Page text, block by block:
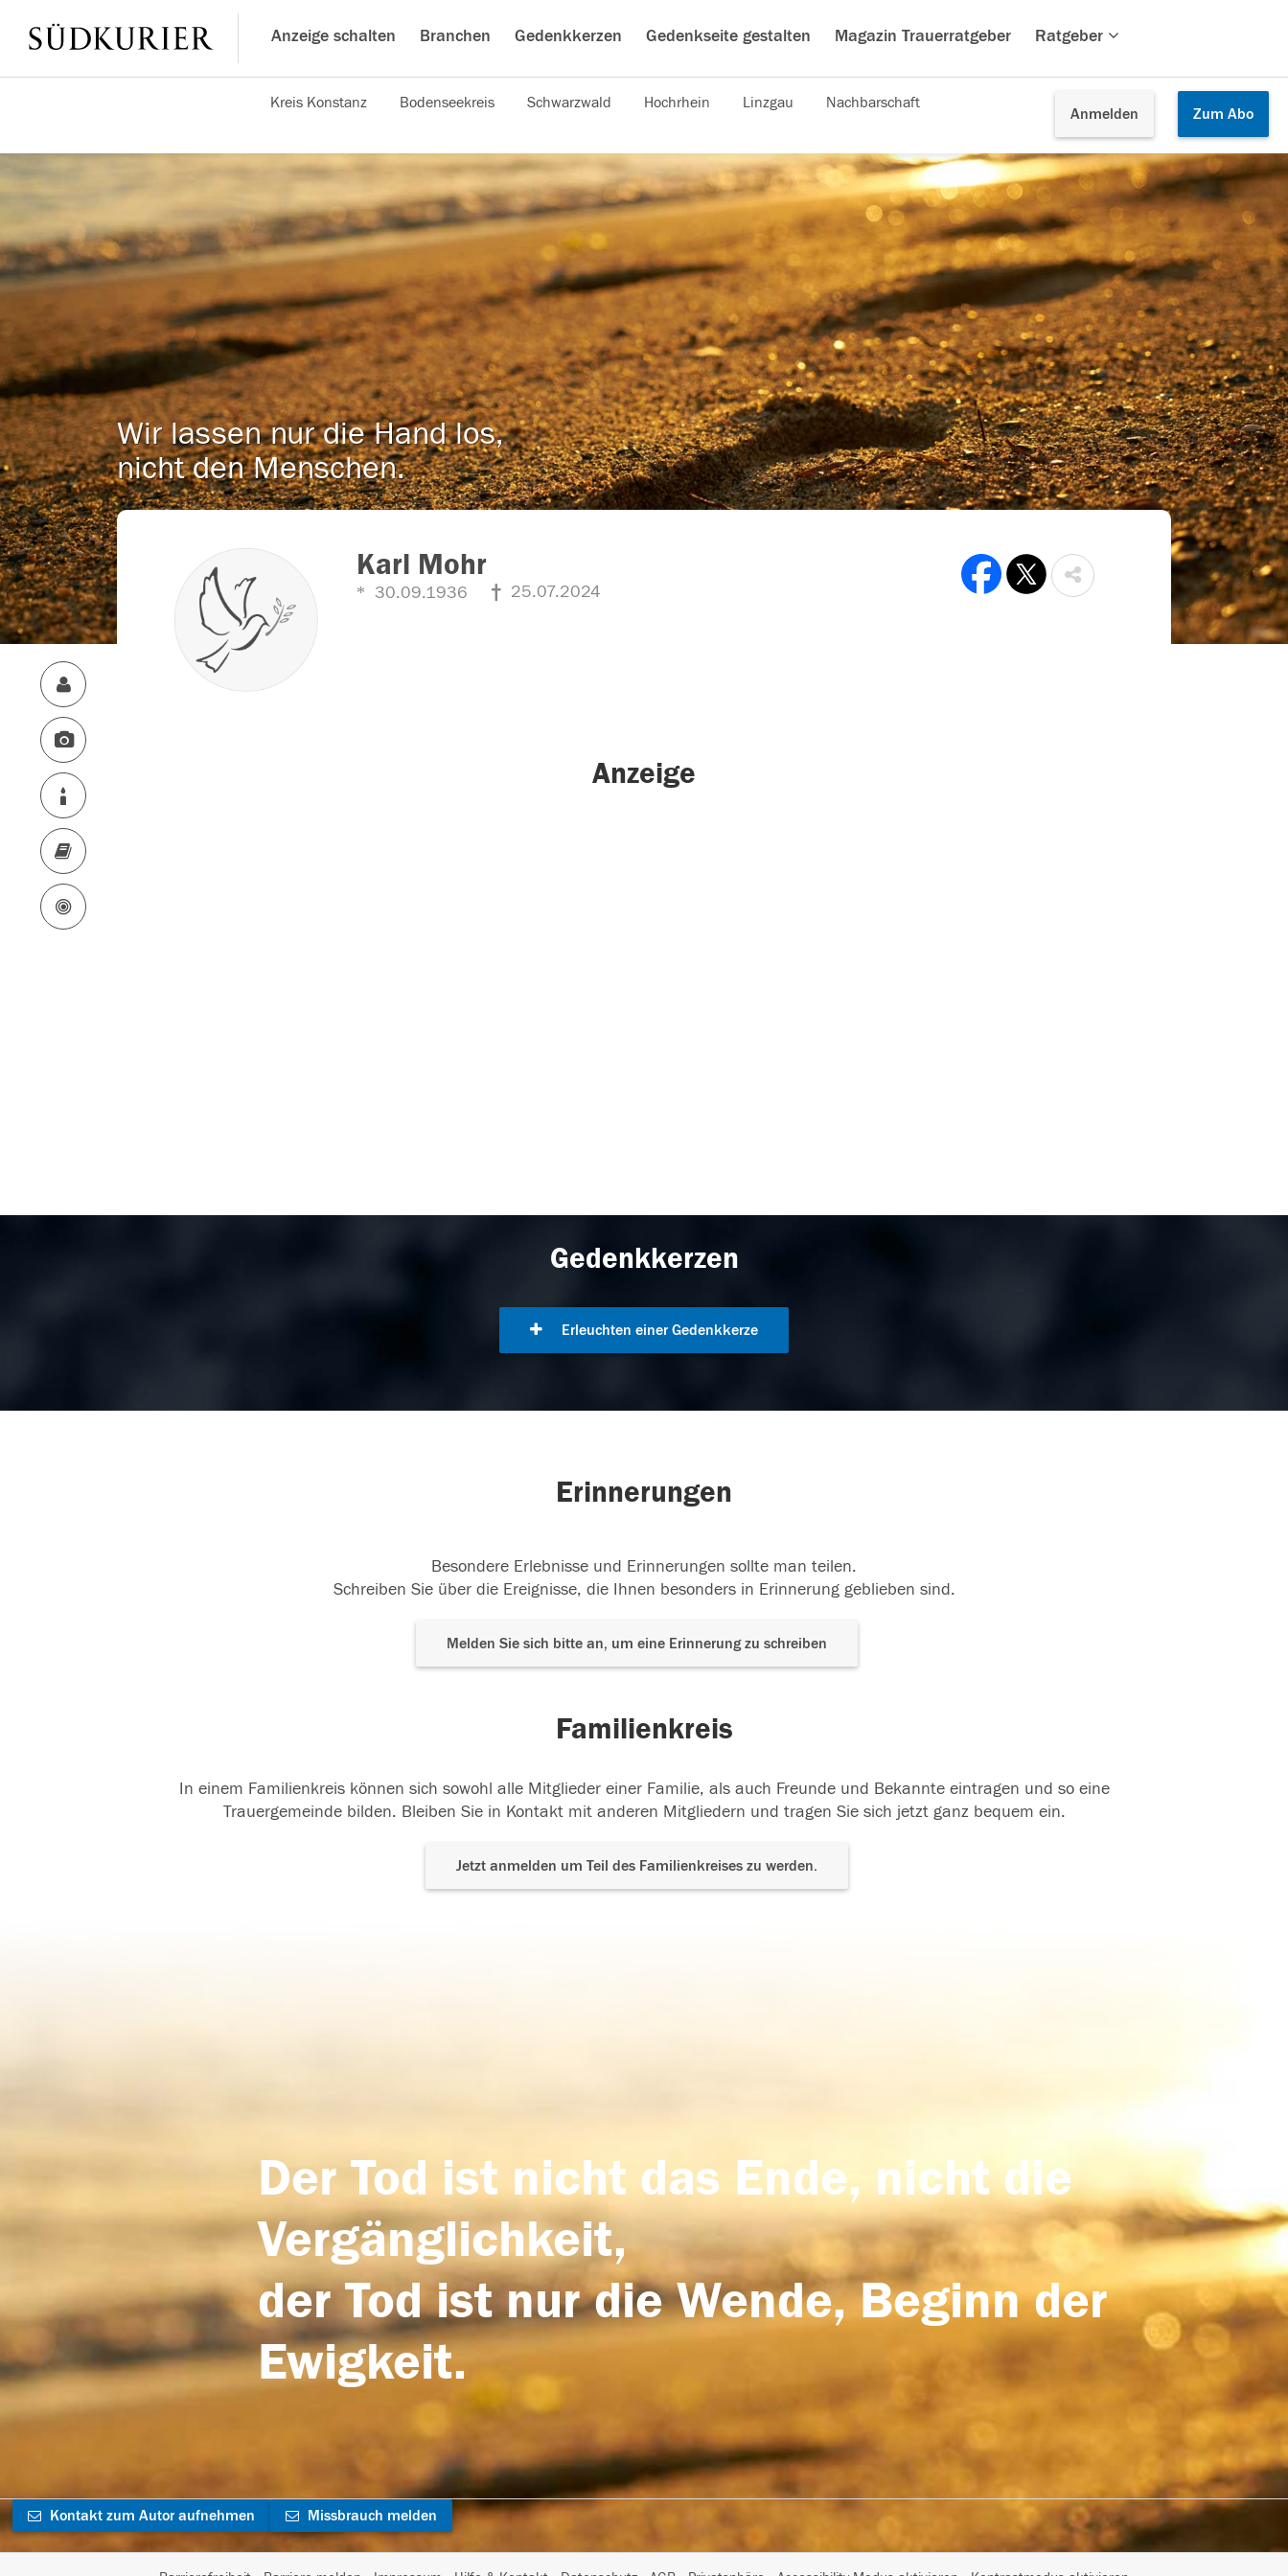
Anzeige schalten Branchen Gedenkkerzen Gedenkseite gestalten Magazin Trauerratgeber Ratgeber
Anmelden Zum Abo
Kreis Konstanz Bodenseekreis Schwarzwald Hochrhein Linzgau Nachbarschaft
Wir lassen nur die Hand los,
nicht den Menschen.
Karl Mohr
30.09.1936 25.07.2024
Anzeige
Gedenkkerzen
Erleuchten einer Gedenkkerze
Erinnerungen
Besondere Erlebnisse und Erinnerungen sollte man teilen.
Schreiben Sie über die Ereignisse, die Ihnen besonders in Erinnerung geblieben sind.
Melden Sie sich bitte an, um eine Erinnerung zu schreiben
Familienkreis
In einem Familienkreis können sich sowohl alle Mitglieder einer Familie, als auch Freunde und Bekannte eintragen und so eine
Trauergemeinde bilden. Bleiben Sie in Kontakt mit anderen Mitgliedern und tragen Sie sich jetzt ganz bequem ein.
Jetzt anmelden um Teil des Familienkreises zu werden.
Der Tod ist nicht das Ende, nicht die
Vergänglichkeit,
der Tod ist nur die Wende, Beginn der
Ewigkeit.
Kontakt zum Autor aufnehmen Missbrauch melden